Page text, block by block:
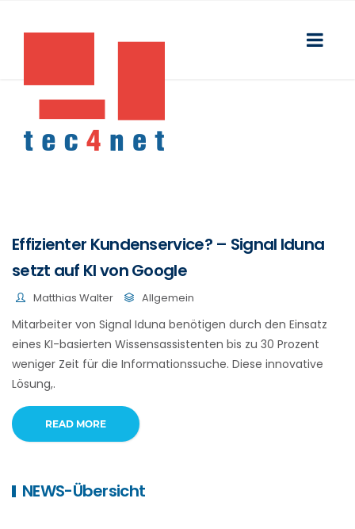
Effizienter Kundenservice? – Signal Iduna
setzt auf KI von Google
Matthias Walter Allgemein
Mitarbeiter von Signal Iduna benötigen durch den Einsatz
eines KI-basierten Wissensassistenten bis zu 30 Prozent
weniger Zeit für die Informationssuche. Diese innovative
Lösung,.
READ MORE
NEWS-Übersicht